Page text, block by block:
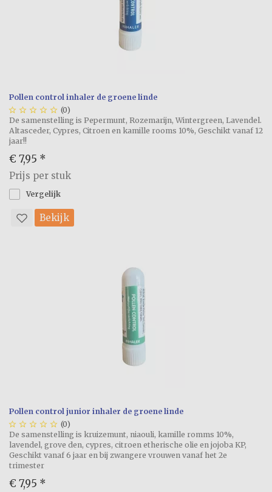
Pollen control inhaler de groene linde
     (0)
De samenstelling is Pepermunt, Rozemarijn, Wintergreen, Lavendel.
Altasceder, Cypres, Citroen en kamille rooms 10%, Geschikt vanaf 12
jaar!!
€ 7,95 *
Prijs per stuk
Vergelijk
Bekijk
Pollen control junior inhaler de groene linde
     (0)
De samenstelling is kruizemunt, niaouli, kamille romms 10%,
lavendel, grove den, cypres, citroen etherische olie en jojoba KP,
Geschikt vanaf 6 jaar en bij zwangere vrouwen vanaf het 2e
trimester
€ 7,95 *